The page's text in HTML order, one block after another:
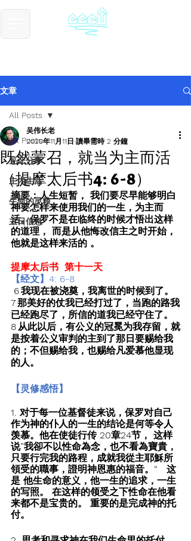
文章
All Posts
见证分享
主内生活
生命的灵粮
主日信息
All Posts
既然蒙召，就当为主而活
（提摩太后书4: 6-8）
吴伟长老
2020年11月11日 讀畢需時 2 分鐘
摘要：人生短暂， 我们要尽早能够明白
神要怎样来使用我们的一生，为主而
活。保罗不是在临终的时候才悟出这样
的道理， 而是从他悔改信主之时开始，
他就是这样来活的 。
提摩太后书  第十一天
【经文】4: 6-8
6 我现在被浇奠，我离世的时候到了。
7 那美好的仗我已经打过了，当跑的路我
已经跑尽了，所信的道我已经守住了。
8 从此以后，有公义的冠冕为我存留，就
是按着公义审判的主到了那日要赐给我
的；不但赐给我，也赐给凡爱慕他显现
的人。
【灵修感悟】
1. 对于每一位基督徒来说，保罗对自己
作为神的仆人的一生的结论是何等令人
羡慕。他在使徒行传 20章24节， 这样
说”我卻不以性命為念，也不看為寶貴，
只要行完我的路程，成就我從主耶穌所
領受的職事，證明神恩惠的福音。“   这
是 他生命的意义，他一生的追求，一生
的写照。 在这样的领受之下性命在他看
来都不是宝贵的。 重要的是完成神的托
付。